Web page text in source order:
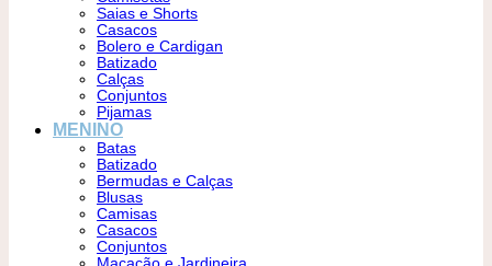
Saias e Shorts
Casacos
Bolero e Cardigan
Batizado
Calças
Conjuntos
Pijamas
MENINO
Batas
Batizado
Bermudas e Calças
Blusas
Camisas
Casacos
Conjuntos